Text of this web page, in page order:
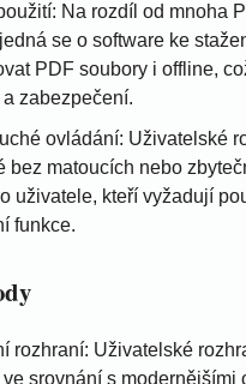
Na rozdíl od mnoha
se o software ke
PDF soubory i offline,
zabezpečení.
ovládání: Uživatelské
bez matoucích nebo
uživatele, kteří vyžadují
funkce.
rozhraní: Uživatelské
srovnání s modernějšími